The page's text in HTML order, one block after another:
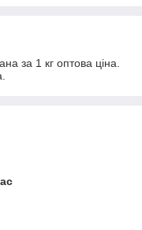
за 1 кг оптова ціна.